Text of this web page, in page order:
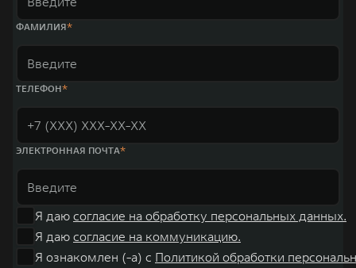
«14+5», которая включает 10 внутренних производственных
также 5 предприятий по сборке автомобилей.
ФАМИЛИЯ
ТЕЛЕФОН
ЭЛЕКТРОННАЯ ПОЧТА
Я даю согласие на обработку персональных данных.
Я даю согласие на коммуникацию.
Я ознакомлен (-а) с Политикой обработки